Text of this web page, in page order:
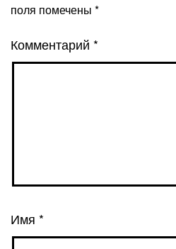
поля помечены *
Комментарий *
Имя *